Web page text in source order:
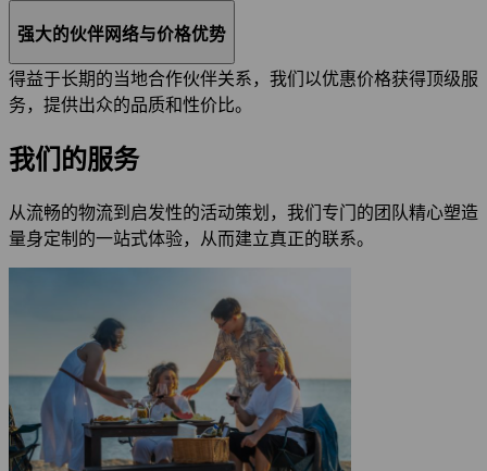
强大的伙伴网络与价格优势
得益于长期的当地合作伙伴关系，我们以优惠价格获得顶级服
务，提供出众的品质和性价比。
我们的服务
从流畅的物流到启发性的活动策划，我们专门的团队精心塑造
量身定制的一站式体验，从而建立真正的联系。